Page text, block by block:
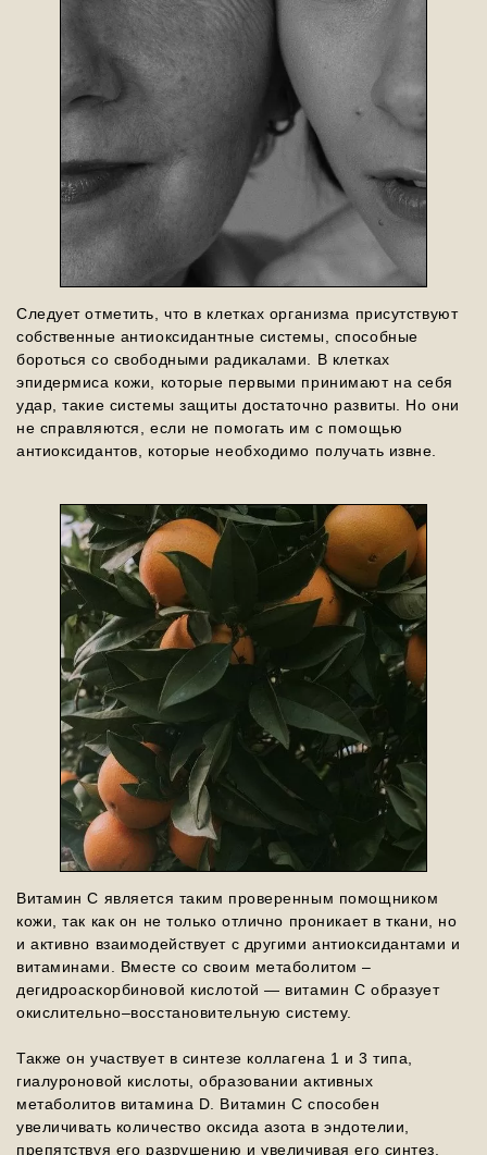
Следует отметить, что в клетках организма присутствуют
собственные антиоксидантные системы, способные
бороться со свободными радикалами. В клетках
эпидермиса кожи, которые первыми принимают на себя
удар, такие системы защиты достаточно развиты. Но они
не справляются, если не помогать им с помощью
антиоксидантов, которые необходимо получать извне.
Витамин С является таким проверенным помощником
кожи, так как он не только отлично проникает в ткани, но
и активно взаимодействует с другими антиоксидантами и
витаминами. Вместе со своим метаболитом –
дегидроаскорбиновой кислотой — витамин С образует
окислительно–восстановительную систему.
Также он участвует в синтезе коллагена 1 и 3 типа,
гиалуроновой кислоты, образовании активных
метаболитов витамина D. Витамин С способен
увеличивать количество оксида азота в эндотелии,
препятствуя его разрушению и увеличивая его синтез.